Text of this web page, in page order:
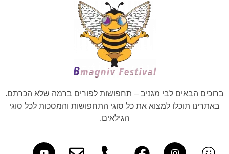
ברוכים הבאים לבי מגניב – תחפושות לפורים ברמה שלא הכרתם.
באתרינו תוכלו למצוא את כל סוגי התחפושות והמסכות לכל סוגי
הגילאים.